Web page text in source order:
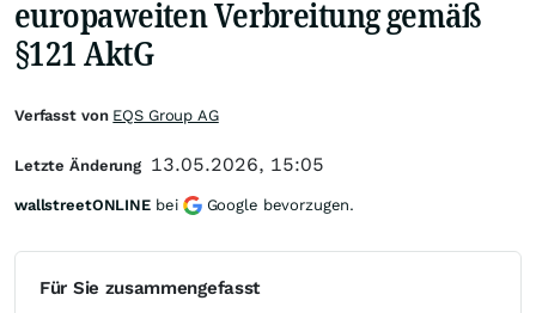
europaweiten Verbreitung gemäß
§121 AktG
Für Sie zusammengefasst
Verfasst von EQS Group AG
Letzte Änderung 13.05.2026, 15:05
wallstreetONLINE bei Google bevorzugen.